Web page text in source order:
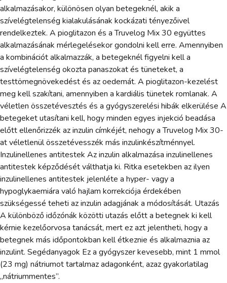
alkalmazásakor, különösen olyan betegeknél, akik a
szívelégtelenség kialakulásának kockázati tényezőivel
rendelkeztek. A pioglitazon és a Truvelog Mix 30 együttes
alkalmazásának mérlegelésekor gondolni kell erre. Amennyiben
a kombinációt alkalmazzák, a betegeknél figyelni kell a
szívelégtelenség okozta panaszokat és tüneteket, a
testtömegnövekedést és az oedemát. A pioglitazon-kezelést
meg kell szakítani, amennyiben a kardiális tünetek romlanak. A
véletlen összetévesztés és a gyógyszerelési hibák elkerülése A
betegeket utasítani kell, hogy minden egyes injekció beadása
előtt ellenőrizzék az inzulin címkéjét, nehogy a Truvelog Mix 30-
at véletlenül összetévesszék más inzulinkészítménnyel.
Inzulinellenes antitestek Az inzulin alkalmazása inzulinellenes
antitestek képződését válthatja ki. Ritka esetekben az ilyen
inzulinellenes antitestek jelenléte a hyper- vagy a
hypoglykaemiára való hajlam korrekciója érdekében
szükségessé teheti az inzulin adagjának a módosítását. Utazás
A különböző időzónák közötti utazás előtt a betegnek ki kell
kérnie kezelőorvosa tanácsát, mert ez azt jelentheti, hogy a
betegnek más időpontokban kell étkeznie és alkalmaznia az
inzulint. Segédanyagok Ez a gyógyszer kevesebb, mint 1 mmol
(23 mg) nátriumot tartalmaz adagonként, azaz gyakorlatilag
„nátriummentes”.